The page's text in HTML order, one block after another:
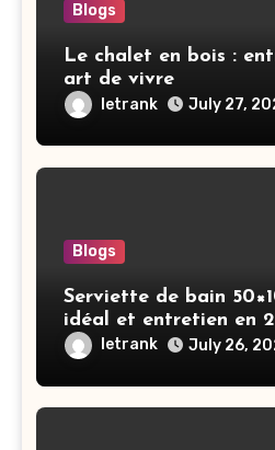
Blogs
Le chalet en bois :
art de vivre
letrank July 27,
Blogs
Serviette de bain
idéal et entretien en
letrank July 26,